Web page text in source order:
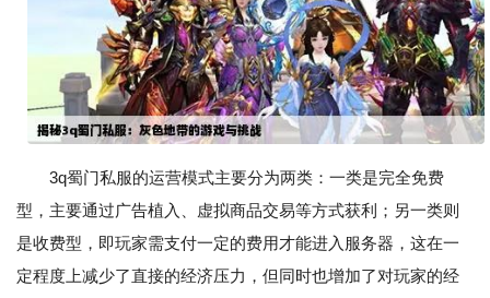
3q蜀门私服的运营模式主要分为两类：一类是完全免费
型，主要通过广告植入、虚拟商品交易等方式获利；另一类则
是收费型，即玩家需支付一定的费用才能进入服务器，这在一
定程度上减少了直接的经济压力，但同时也增加了对玩家的经